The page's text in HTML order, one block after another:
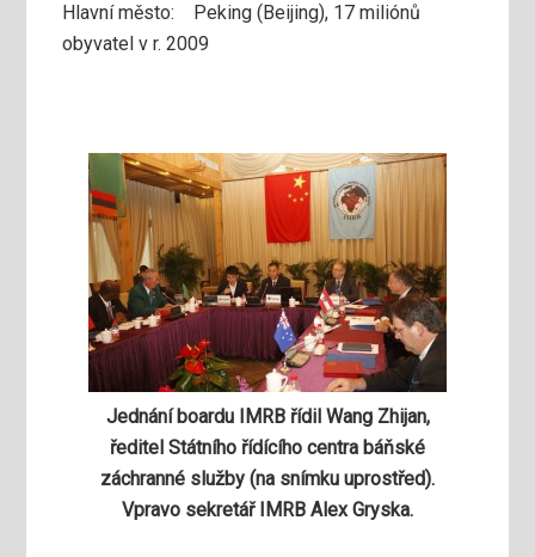
Hlavní město: Peking (Beijing), 17 miliónů
obyvatel v r. 2009
Jednání boardu IMRB řídil Wang Zhijan,
ředitel Státního řídícího centra báňské
záchranné služby (na snímku uprostřed).
Vpravo sekretář IMRB Alex Gryska.